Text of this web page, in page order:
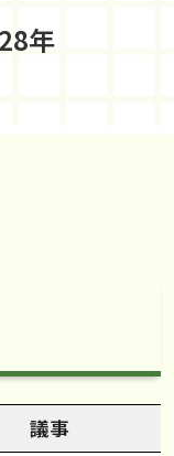
年
議事